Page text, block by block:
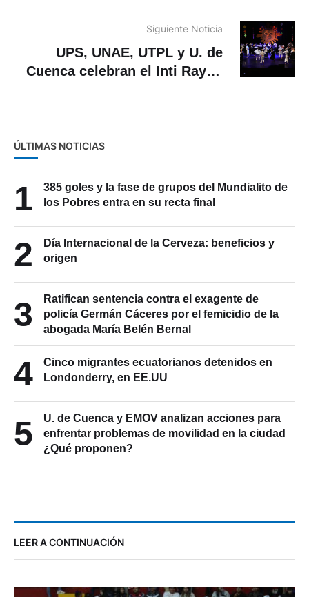
Siguiente Noticia
UPS, UNAE, UTPL y U. de
Cuenca celebran el Inti Raymi
ÚLTIMAS NOTICIAS
1
385 goles y la fase de grupos del Mundialito de
los Pobres entra en su recta final
2
Día Internacional de la Cerveza: beneficios y
origen
3
Ratifican sentencia contra el exagente de
policía Germán Cáceres por el femicidio de la
abogada María Belén Bernal
4
Cinco migrantes ecuatorianos detenidos en
Londonderry, en EE.UU
5
U. de Cuenca y EMOV analizan acciones para
enfrentar problemas de movilidad en la ciudad
¿Qué proponen?
LEER A CONTINUACIÓN